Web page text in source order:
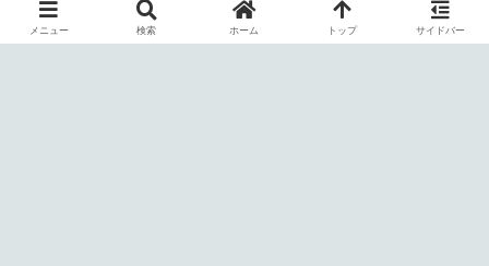
メニュー 検索 ホーム トップ サイドバー